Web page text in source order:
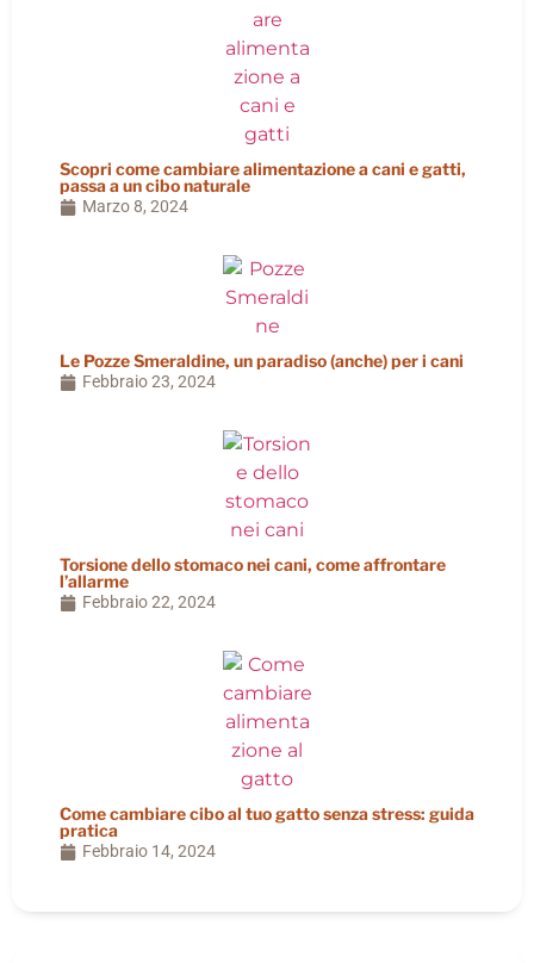
Scopri come cambiare alimentazione a cani e gatti,
passa a un cibo naturale
Marzo 8, 2024
Le Pozze Smeraldine, un paradiso (anche) per i cani
Febbraio 23, 2024
Torsione dello stomaco nei cani, come affrontare
l’allarme
Febbraio 22, 2024
Come cambiare cibo al tuo gatto senza stress: guida
pratica
Febbraio 14, 2024